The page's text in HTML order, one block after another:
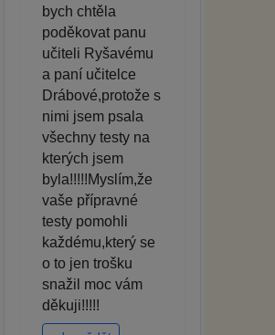
bych chtěla
poděkovat panu
učiteli Ryšavému
a paní učitelce
Drábové,protože s
nimi jsem psala
všechny testy na
kterých jsem
byla!!!!!Myslím,že
vaše přípravné
testy pomohli
každému,který se
o to jen trošku
snažil moc vám
děkuji!!!!!